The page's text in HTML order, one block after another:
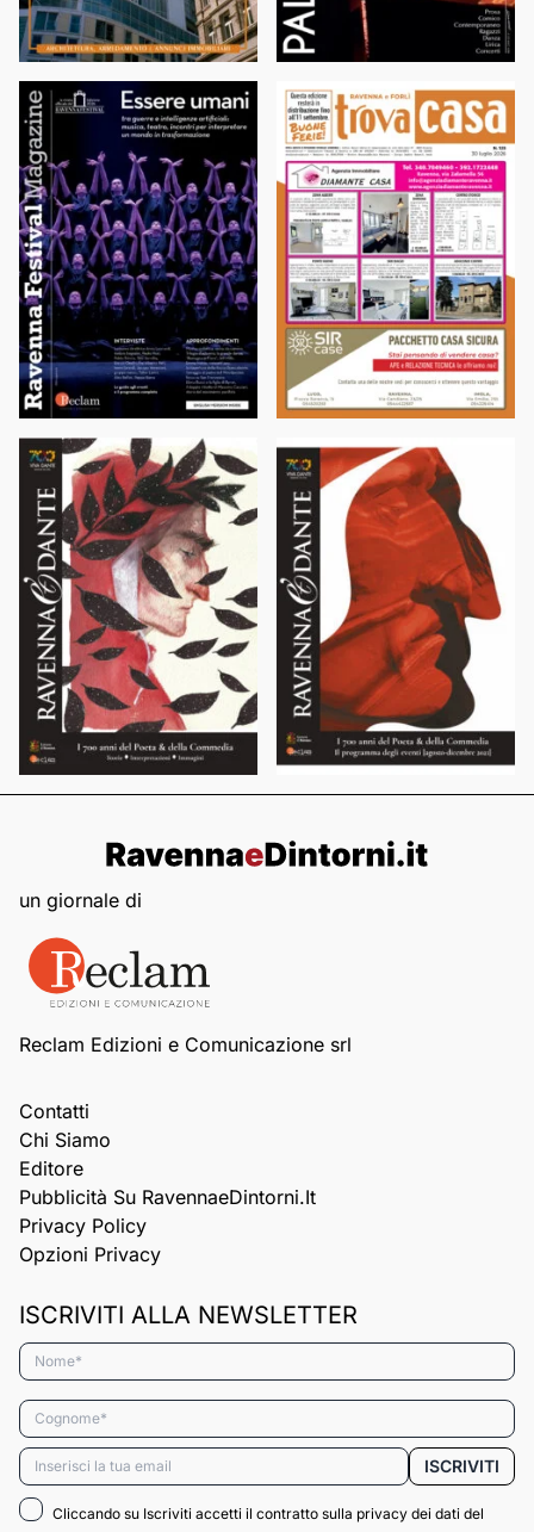
un giornale di
Reclam Edizioni e Comunicazione srl
Contatti
Chi Siamo
Editore
Pubblicità Su RavennaeDintorni.it
Privacy Policy
Opzioni Privacy
ISCRIVITI ALLA NEWSLETTER
Nome*
Cognome*
Email* ISCRIVITI
Cliccando su Iscriviti accetti il contratto sulla privacy dei dati del